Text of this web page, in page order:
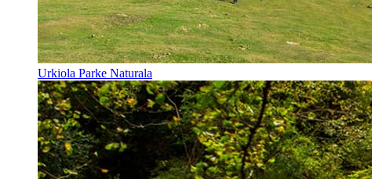
Urkiola Parke Naturala